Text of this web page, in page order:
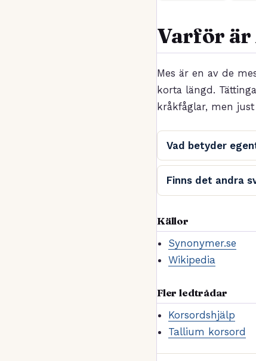
Varför är
Mes är en av de
korta längd.
kråkfåglar, men
Vad betyder
Finns det andra
Källor
Synonymer.se
Wikipedia
Fler ledtrådar
Korsordshjälp
Tallium korsord